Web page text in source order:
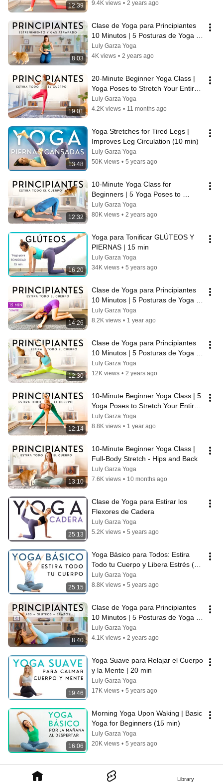
Library
12:39
9.4K views • 2 years ago
8:03
Clase de Yoga para Principiantes
10 Minutos | 5 Posturas de Yoga
para Estirar Todo el Cuerpo
Luly Garza Yoga
4K views • 2 years ago
19:01
20-Minute Beginner Yoga Class |
Yoga Poses to Stretch Your Entire
Body
Luly Garza Yoga
4.2K views • 11 months ago
13:48
Yoga Stretches for Tired Legs |
Improves Leg Circulation (10 min)
Luly Garza Yoga
50K views • 5 years ago
12:32
10-Minute Yoga Class for
Beginners | 5 Yoga Poses to
Stretch Your Entire Body
Luly Garza Yoga
80K views • 2 years ago
16:20
Yoga para Tonificar GLÚTEOS Y
PIERNAS | 15 min
Luly Garza Yoga
34K views • 5 years ago
14:26
Clase de Yoga para Principiantes
10 Minutos | 5 Posturas de Yoga
para Estirar Todo el Cuerpo
Luly Garza Yoga
8.2K views • 1 year ago
12:30
Clase de Yoga para Principiantes
10 Minutos | 5 Posturas de Yoga
para Estirar Todo el Cuerpo
Luly Garza Yoga
12K views • 2 years ago
12:14
10-Minute Beginner Yoga Class | 5
Yoga Poses to Stretch Your Entire
Body
Luly Garza Yoga
8.8K views • 1 year ago
13:10
10-Minute Beginner Yoga Class |
Full-Body Stretch - Hips and Back
Luly Garza Yoga
7.6K views • 10 months ago
25:13
Clase de Yoga para Estirar los
Flexores de Cadera
Luly Garza Yoga
5.2K views • 5 years ago
25:15
Yoga Básico para Todos: Estira
Todo tu Cuerpo y Libera Estrés (25
min)
Luly Garza Yoga
8.8K views • 5 years ago
8:40
Clase de Yoga para Principiantes
10 Minutos | 5 Posturas de Yoga
para Todo el Cuerpo
Luly Garza Yoga
4.1K views • 2 years ago
19:46
Yoga Suave para Relajar el Cuerpo
y la Mente | 20 min
Luly Garza Yoga
17K views • 5 years ago
16:06
Morning Yoga Upon Waking | Basic
Yoga for Beginners (15 min)
Luly Garza Yoga
20K views • 5 years ago